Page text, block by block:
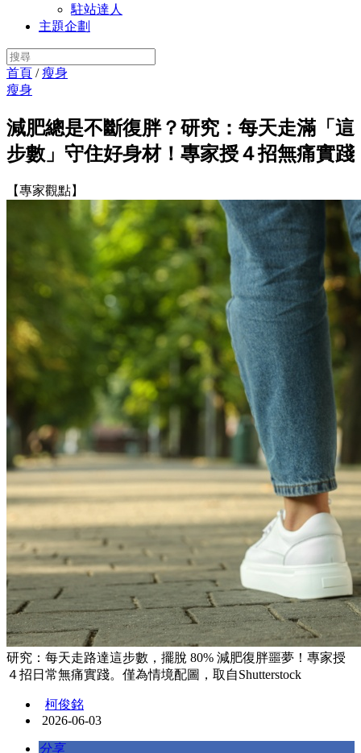
駐站達人
主題企劃
首頁 /瘦身
瘦身
減肥總是不斷復胖？研究：每天走滿「這
步數」守住好身材！專家授４招無痛實踐
【專家觀點】
研究：每天走路達這步數，擺脫 80% 減肥復胖噩夢！專家授
４招日常無痛實踐。僅為情境配圖，取自Shutterstock
柯俊銘
2026-06-03
分享